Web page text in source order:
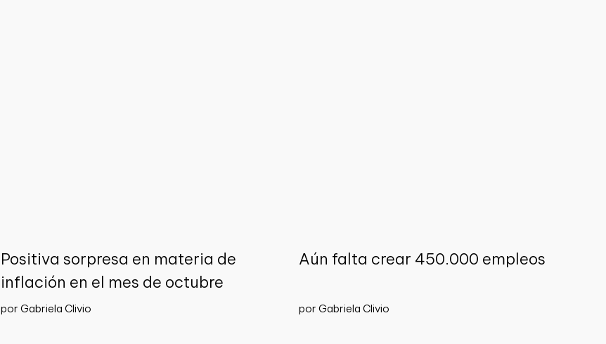
Positiva sorpresa en materia de
inflación en el mes de octubre
por Gabriela Clivio
Aún falta crear 450.000 empleos
por Gabriela Clivio